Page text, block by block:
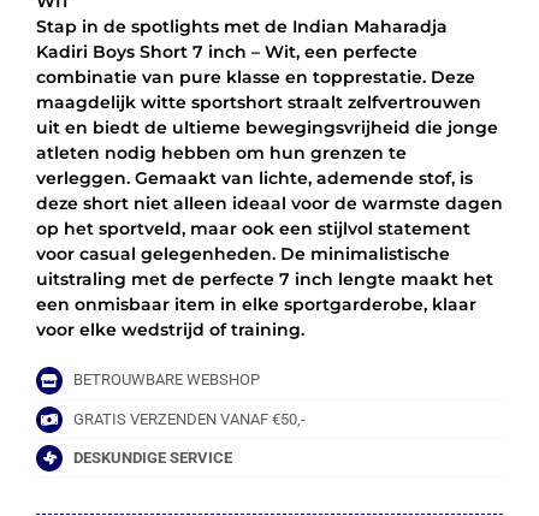
SHORT
INCH
WIT
aantal
Stap in de spotlights met de Indian Maharadja
Kadiri Boys Short 7 inch – Wit, een perfecte
combinatie van pure klasse en topprestatie. Deze
maagdelijk witte sportshort straalt zelfvertrouwen
uit en biedt de ultieme bewegingsvrijheid die jonge
atleten nodig hebben om hun grenzen te
verleggen. Gemaakt van lichte, ademende stof, is
deze short niet alleen ideaal voor de warmste dagen
op het sportveld, maar ook een stijlvol statement
voor casual gelegenheden. De minimalistische
uitstraling met de perfecte 7 inch lengte maakt het
een onmisbaar item in elke sportgarderobe, klaar
voor elke wedstrijd of training.
BETROUWBARE WEBSHOP
GRATIS VERZENDEN VANAF €50,-
DESKUNDIGE SERVICE